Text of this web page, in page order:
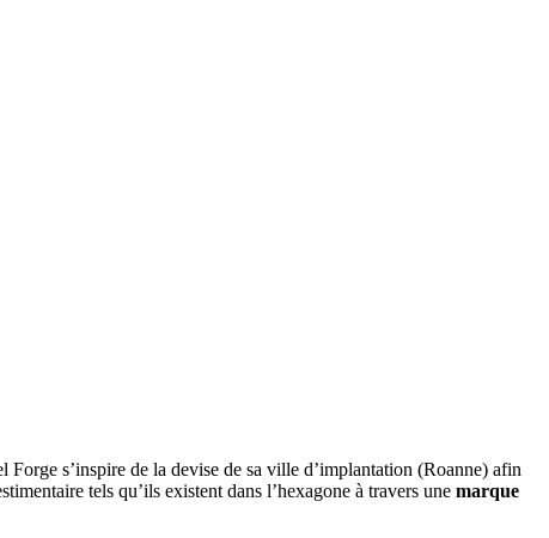
s’inspire de la devise de sa ville d’implantation (Roanne) afin
tels qu’ils existent dans l’hexagone à travers une marque